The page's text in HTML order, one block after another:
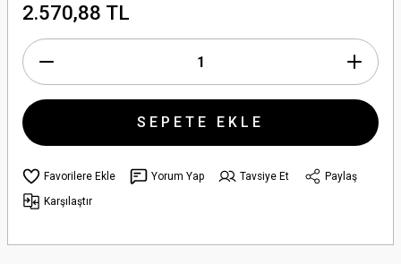
2.570,88 TL
SEPETE EKLE
Yorum Yap Tavsiye Et
Paylaş
Karşılaştır